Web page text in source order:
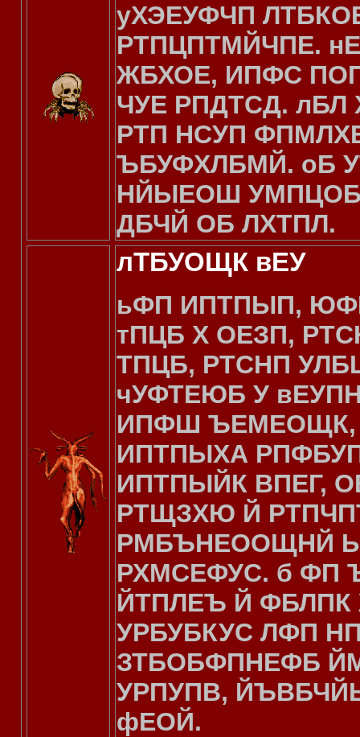
уХЭЕУФЧП
РТПЦПТМЙЧПЕ.
ЖБХОЕ, ИПФС
ЧУЕ РПДТСД.
РТП НСУП
ЪБУФХЛБМЙ. оБ
НЙЫЕОШ
ДБЧЙ ОБ ЛХТПЛ.
лТБУОЩК вЕУ
ьФП ИПТПЫП,
тПЦБ Х ОЕЗП,
ТПЦБ, РТСНП
чУФТЕЮБ У
ИПФШ ЪЕМЕОЩК,
ИПТПЫХА
ИПТПЫЙК ВПЕГ,
РТЩЗХЮ Й
РМБЪНЕООЩНЙ
РХМСЕФУС. б ФП
ЙТПЛЕЪ Й
УРБУБКУС ЛФП
ЗТБОБФПНЕФБ
УРПУПВ,
фЕОЙ.